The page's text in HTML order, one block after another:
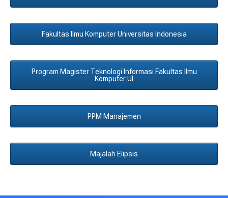
Fakultas Ilmu Komputer Universitas Indonesia
Program Magister Teknologi Informasi Fakultas Ilmu
Komputer UI
PPM Manajemen
Majalah Elipsis